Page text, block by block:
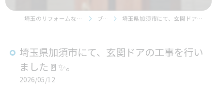
埼玉のリフォームならおうちドクター ブログ 埼玉県加須市にて、玄関ドアの工事を行いました🚪✨。
埼玉県加須市にて、玄関ドアの工事を行い
ました🚪✨。
2026/05/12